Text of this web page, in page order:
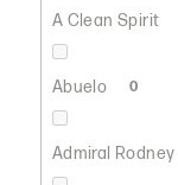
A Clean Spirit
Abuelo 0
Admiral Rodney